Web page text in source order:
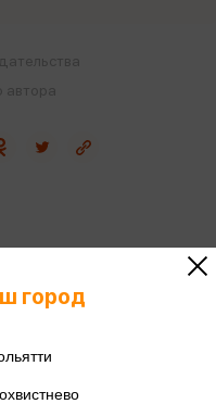
город